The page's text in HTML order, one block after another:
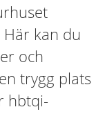
kan du
och
trygg plats
hbtqi-